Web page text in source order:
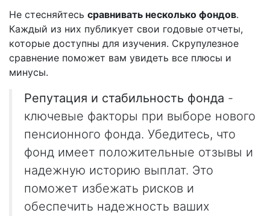
Не стесняйтесь сравнивать несколько фондов.
Каждый из них публикует свои годовые отчеты,
которые доступны для изучения. Скрупулезное
сравнение поможет вам увидеть все плюсы и
минусы.
Репутация и стабильность фонда -
ключевые факторы при выборе нового
пенсионного фонда. Убедитесь, что
фонд имеет положительные отзывы и
надежную историю выплат. Это
поможет избежать рисков и
обеспечить надежность ваших